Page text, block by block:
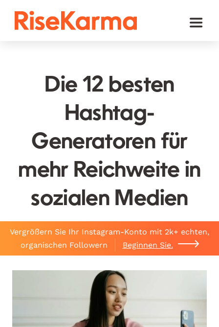
Toggle
TikTok
Twitter (𝕏)
Andere
Warenkorb
Die 12 besten
Hashtag-
Generatoren für
mehr Reichweite in
sozialen Medien
Vergrößern Sie Ihr Instagram-Konto mit 2k+ echten,
organischen Followern
Beginnen Sie.